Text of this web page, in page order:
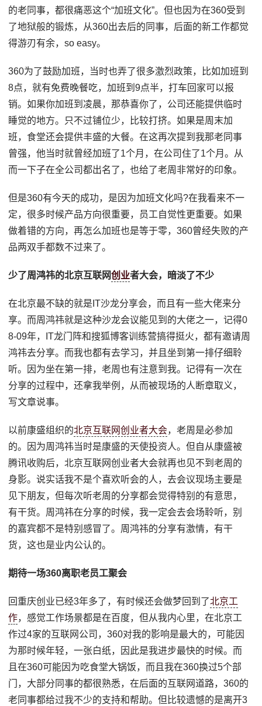
的老同事，都很痛恶这个“加班文化”。但也因为在360受到
了地狱般的锻炼，从360出去后的同事，后面的新工作都觉
得游刃有余，so easy。
360为了鼓励加班，当时也弄了很多激烈政策，比如加班到
8点，就有免费晚餐吃，加班到9点半，打车回家可以报
销。如果你加班到凌晨，那恭喜你了，公司还能提供临时
睡觉的地方。只不过铺位少，比较打挤。如果是周末加
班，食堂还会提供丰盛的大餐。在这再次提到我那老同事
曾强，他当时就曾经加班了1个月，在公司住了1个月。从
而一下子在全公司都出名了，也给了老周非常好的印象。
但是360有今天的成功，是因为加班文化吗?在我看来不一
定，很多时候产品方向很重要，员工自觉性更重要。如果
做着错的方向，再怎么加班也是等于零，360曾经失败的产
品两双手都数不过来了。
少了周鸿祎的北京互联网创业者大会，暗淡了不少
在北京最不缺的就是IT沙龙分享会，而且有一些大佬来分
享。而周鸿祎就是这种沙龙会议能见到的大佬之一，记得0
8-09年，IT龙门阵和搜狐博客训练营搞得挺火，都有邀请周
鸿祎去分享。而我也都有去学习，并且坐到第一排仔细聆
听。因为坐在第一排，老周也有注意到我。记得有一次在
分享的过程中，还拿我举例，从而被现场的人断章取义，
写文章说事。
以前康盛组织的北京互联网创业者大会，老周是必参加
的。因为周鸿祎当时是康盛的天使投资人。但自从康盛被
腾讯收购后，北京互联网创业者大会就再也见不到老周的
身影。说实话我不是个喜欢听会的人，去会议现场主要是
见下朋友，但每次听老周的分享都会觉得特别的有意思，
有干货。周鸿祎在分享的时候，我一定会去会场聆听，别
的嘉宾都不是特别感冒了。周鸿祎的分享有激情，有干
货，这也是业内公认的。
期待一场360离职老员工聚会
回重庆创业已经3年多了，有时候还会做梦回到了北京工
作，感觉工作场景都是在百度，但从我内心里，在北京工
作过4家的互联网公司，360对我的影响是最大的，可能因
为那时候年轻，一张白纸，因此是我进步最快的时候。而
且在360可能因为吃食堂大锅饭，而且我在360换过5个部
门，大部分同事的都很熟悉，在后面的互联网道路，360的
老同事都给过我不少的支持和帮助。但比较遗憾的是离开3